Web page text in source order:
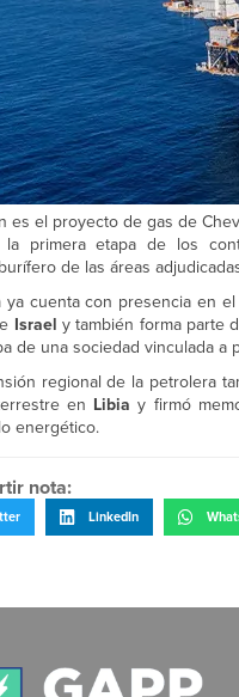
es el proyecto de gas de
la primera etapa de los
de las áreas
ya cuenta con presencia en
Israel y también forma parte
de una sociedad vinculada a
regional de la petrolera
en Libiay firmó
energético.
nota:
LinkedIn